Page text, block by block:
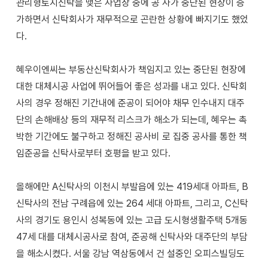
관리형토지신탁을 맺은 사업장 중에 공 사가 중단된 현장이 증
가하면서 신탁회사가 재무적으로 곤란한 상황에 빠지기도 했었
다.
혜우이엔씨는 부동산신탁회사가 책임지고 있는 중단된 현장에
대한 대체시공 사업에 뛰어들어 좋은 성과를 내고 있다. 신탁회
사의 경우 정해진 기간내에 준공이 되어야 채무 인수내지 대주
단의 손해배상 등의 재무적 리스크가 해소가 되는데, 혜우는 촉
박한 기간에도 불구하고 정해진 공사비 로 집중 공사를 통한 책
임준공을 신탁사로부터 호평을 받고 있다.
올해에만 A신탁사의 이천시 부발읍에 있는 419세대 아파트, B
신탁사의 전남 구례읍에 있는 264 세대 아파트, 그리고, C신탁
사의 경기도 용인시 성복동에 있는 고급 도시형생활주택 5개동
47세 대를 대체시공사로 참여, 준공해 신탁사와 대주단의 부담
을 해소시켰다. 서울 강남 역삼동에서 건 설중인 오피스빌딩도